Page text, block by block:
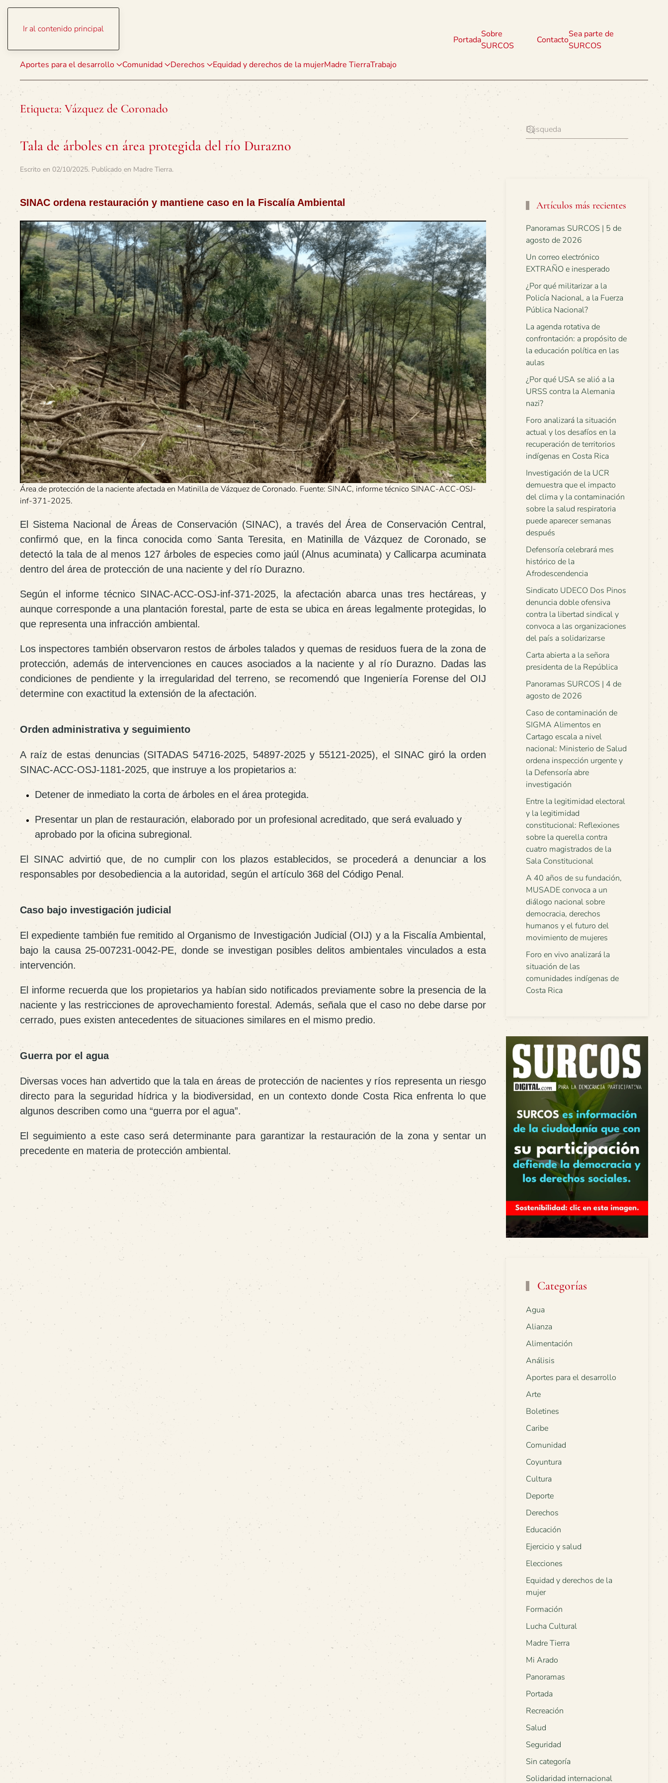
Ir al contenido principal
Aportes para el desarrollo Comunidad Derechos Equidad y derechos de la mujerMadre TierraTrabajo
Portada
Sobre
SURCOS
Contacto
Sea parte de
SURCOS
Etiqueta: Vázquez de Coronado
Tala de árboles en área protegida del río Durazno
Escrito en 02/10/2025. Publicado en Madre Tierra.
SINAC ordena restauración y mantiene caso en la Fiscalía Ambiental
Área de protección de la naciente afectada en Matinilla de Vázquez de Coronado. Fuente: SINAC, informe técnico SINAC-ACC-OSJ-
inf-371-2025.
El Sistema Nacional de Áreas de Conservación (SINAC), a través del Área de Conservación Central,
confirmó que, en la finca conocida comoSanta Teresita, en Matinilla de Vázquez de Coronado, se
detectó la tala de al menos 127 árboles de especies como jaúl (Alnus acuminata) y Callicarpa acuminata
dentro del área de protección de una naciente y del río Durazno.
Según el informe técnico SINAC-ACC-OSJ-inf-371-2025, la afectación abarca unastres hectáreas, y
aunque corresponde a una plantación forestal, parte de esta se ubica en áreas legalmente protegidas, lo
que representa una infracción ambiental.
Los inspectores también observaron restos de árboles talados y quemas de residuos fuera de la zona de
protección, además de intervenciones en cauces asociados a la naciente y al río Durazno. Dadas las
condiciones de pendiente y la irregularidad del terreno, se recomendó que Ingeniería Forense del OIJ
determine con exactitud la extensión de la afectación.
Orden administrativa y seguimiento
A raíz de estas denuncias (SITADAS 54716-2025, 54897-2025 y 55121-2025), el SINAC giró la orden
SINAC-ACC-OSJ-1181-2025, que instruye a los propietarios a:
Detener de inmediato la corta de árboles en el área protegida.
Presentar un plan de restauración, elaborado por un profesional acreditado, que será evaluado y
aprobado por la oficina subregional.
El SINAC advirtió que, de no cumplir con los plazos establecidos, se procederá a denunciar a los
responsables por desobediencia a la autoridad, según el artículo 368 del Código Penal.
Caso bajo investigación judicial
El expediente también fue remitido al Organismo de Investigación Judicial (OIJ) y a la Fiscalía Ambiental ,
bajo la causa 25-007231-0042-PE, donde se investigan posibles delitos ambientales vinculados a esta
intervención.
El informe recuerda que los propietarios ya habían sido notificados previamente sobre la presencia de la
naciente y las restricciones de aprovechamiento forestal. Además, señala que el caso no debe darse por
cerrado, pues existen antecedentes de situaciones similares en el mismo predio.
Guerra por el agua
Diversas voces han advertido que la tala en áreas de protección de nacientes y ríos representa un riesgo
directo para la seguridad hídrica y la biodiversidad, en un contexto donde Costa Rica enfrenta lo que
algunos describen como una “guerra por el agua”.
El seguimiento a este caso será determinante para garantizar la restauración de la zona y sentar un
precedente en materia de protección ambiental.
Artículos más recientes
Panoramas SURCOS | 5 de
agosto de 2026
Un correo electrónico
EXTRAÑO e inesperado
¿Por qué militarizar a la
Policía Nacional, a la Fuerza
Pública Nacional?
La agenda rotativa de
confrontación: a propósito de
la educación política en las
aulas
¿Por qué USA se alió a la
URSS contra la Alemania
nazi?
Foro analizará la situación
actual y los desafíos en la
recuperación de territorios
indígenas en Costa Rica
Investigación de la UCR
demuestra que el impacto
del clima y la contaminación
sobre la salud respiratoria
puede aparecer semanas
después
Defensoría celebrará mes
histórico de la
Afrodescendencia
Sindicato UDECO Dos Pinos
denuncia doble ofensiva
contra la libertad sindical y
convoca a las organizaciones
del país a solidarizarse
Carta abierta a la señora
presidenta de la República
Panoramas SURCOS | 4 de
agosto de 2026
Caso de contaminación de
SIGMA Alimentos en
Cartago escala a nivel
nacional: Ministerio de Salud
ordena inspección urgente y
la Defensoría abre
investigación
Entre la legitimidad electoral
y la legitimidad
constitucional: Reflexiones
sobre la querella contra
cuatro magistrados de la
Sala Constitucional
A 40 años de su fundación,
MUSADE convoca a un
diálogo nacional sobre
democracia, derechos
humanos y el futuro del
movimiento de mujeres
Foro en vivo analizará la
situación de las
comunidades indígenas de
Costa Rica
Categorías
Agua
Alianza
Alimentación
Análisis
Aportes para el desarrollo
Arte
Boletines
Caribe
Comunidad
Coyuntura
Cultura
Deporte
Derechos
Educación
Ejercicio y salud
Elecciones
Equidad y derechos de la
mujer
Formación
Lucha Cultural
Madre Tierra
Mi Arado
Panoramas
Portada
Recreación
Salud
Seguridad
Sin categoría
Solidaridad internacional